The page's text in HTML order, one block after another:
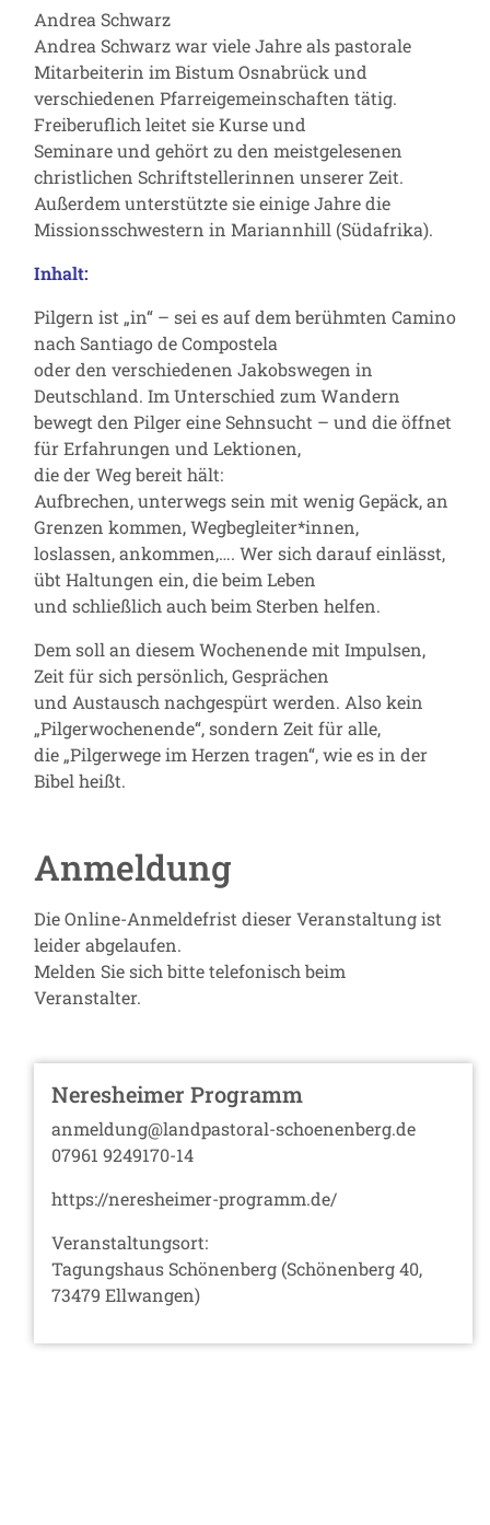
Andrea Schwarz
Andrea Schwarz war viele Jahre als pastorale
Mitarbeiterin im Bistum Osnabrück und
verschiedenen Pfarreigemeinschaften tätig.
Freiberuflich leitet sie Kurse und
Seminare und gehört zu den meistgelesenen
christlichen Schriftstellerinnen unserer Zeit.
Außerdem unterstützte sie einige Jahre die
Missionsschwestern in Mariannhill (Südafrika).
Inhalt:
Pilgern ist „in“ – sei es auf dem berühmten Camino
nach Santiago de Compostela
oder den verschiedenen Jakobswegen in
Deutschland. Im Unterschied zum Wandern
bewegt den Pilger eine Sehnsucht – und die öffnet
für Erfahrungen und Lektionen,
die der Weg bereit hält:
Aufbrechen, unterwegs sein mit wenig Gepäck, an
Grenzen kommen, Wegbegleiter*innen,
loslassen, ankommen,…. Wer sich darauf einlässt,
übt Haltungen ein, die beim Leben
und schließlich auch beim Sterben helfen.
Dem soll an diesem Wochenende mit Impulsen,
Zeit für sich persönlich, Gesprächen
und Austausch nachgespürt werden. Also kein
„Pilgerwochenende“, sondern Zeit für alle,
die „Pilgerwege im Herzen tragen“, wie es in der
Bibel heißt.
Anmeldung
Die Online-Anmeldefrist dieser Veranstaltung ist
leider abgelaufen.
Melden Sie sich bitte telefonisch beim
Veranstalter.
Neresheimer Programm
anmeldung@landpastoral-schoenenberg.de
07961 9249170-14
https://neresheimer-programm.de/
Veranstaltungsort:
Tagungshaus Schönenberg (Schönenberg 40,
73479 Ellwangen)